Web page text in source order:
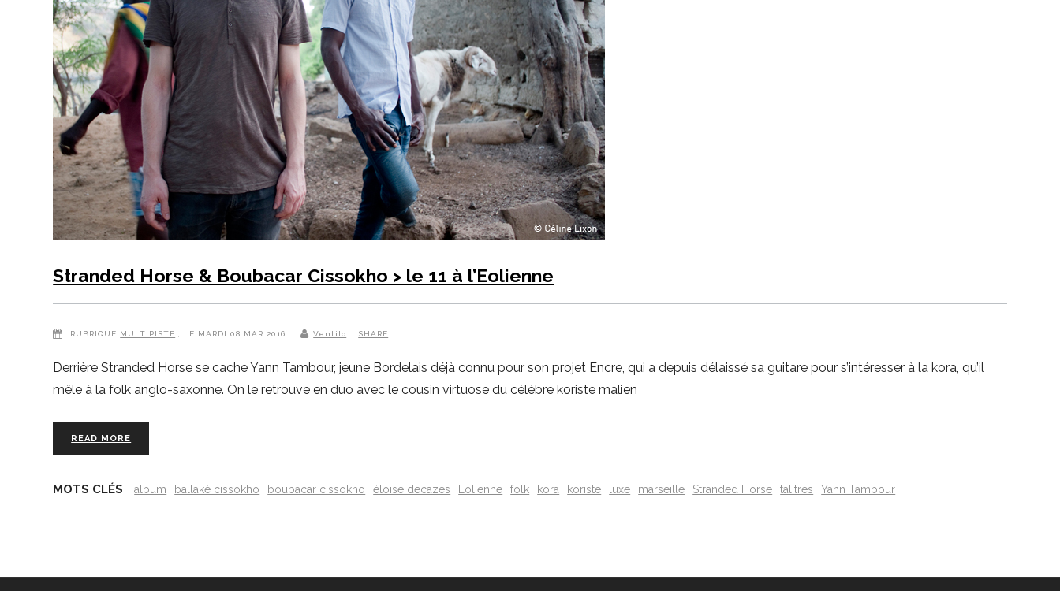
Stranded Horse & Boubacar Cissokho > le 11 à l’Eolienne
RUBRIQUE MULTIPISTE , LE MARDI 08 MAR 2016 Ventilo SHARE
Derrière Stranded Horse se cache Yann Tambour, jeune Bordelais déjà connu pour son projet Encre, qui a depuis délaissé sa guitare pour s’intéresser à la kora, qu’il
mêle à la folk anglo-saxonne. On le retrouve en duo avec le cousin virtuose du célèbre koriste malien
READ MORE
MOTS CLÉS album ballaké cissokho boubacar cissokho éloise decazes Eolienne folk kora koriste luxe marseille Stranded Horse talitres Yann Tambour